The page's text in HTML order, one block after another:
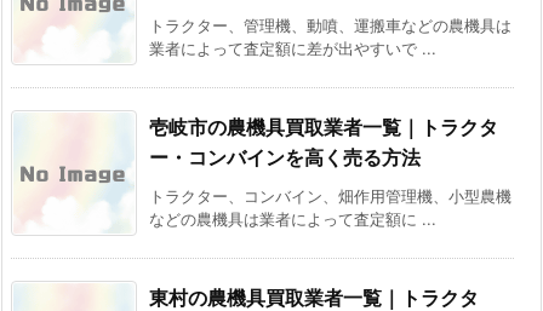
トラクター、管理機、動噴、運搬車などの農機具は
業者によって査定額に差が出やすいで ...
壱岐市の農機具買取業者一覧｜トラクタ
ー・コンバインを高く売る方法
トラクター、コンバイン、畑作用管理機、小型農機
などの農機具は業者によって査定額に ...
東村の農機具買取業者一覧｜トラクタ